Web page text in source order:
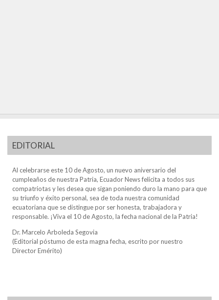
EDITORIAL
Al celebrarse este 10 de Agosto, un nuevo aniversario del
cumpleaños de nuestra Patria, Ecuador News felicita a todos sus
compatriotas y les desea que sigan poniendo duro la mano para que
su triunfo y éxito personal, sea de toda nuestra comunidad
ecuatoriana que se distingue por ser honesta, trabajadora y
responsable. ¡Viva el 10 de Agosto, la fecha nacional de la Patria!
Dr. Marcelo Arboleda Segovia
(Editorial póstumo de esta magna fecha, escrito por nuestro
Director Emérito)